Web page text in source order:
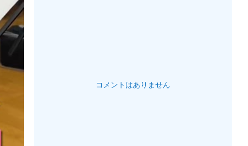
コメントはありません